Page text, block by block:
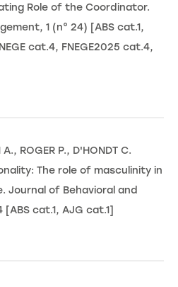
Role of the Coordinator.
1 (n° 24) [ABS cat.1,
cat.4, FNEGE2025 cat.4,
ROGER P., D'HONDT C.
The role of masculinity in
Journal of Behavioral and
cat.1, AJG cat.1]